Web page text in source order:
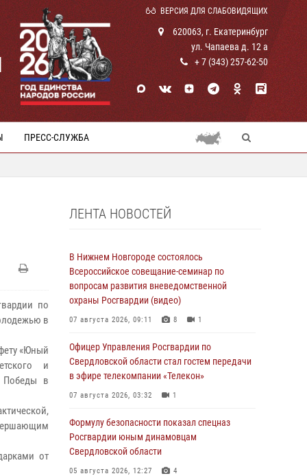
ВЕРСИЯ ДЛЯ СЛАБОВИДЯЩИХ
620063, г. Екатеринбург
ул. Чапаева д. 12 а
+ 7 (343) 257-62-50
ПРЕСС-СЛУЖБА
по
в
«Юный
и
Победы в
от
ЛЕНТА НОВОСТЕЙ
В Нижнем Новгороде состоялось
Всероссийское совещание-семинар по
вопросам развития вневедомственной
охраны Росгвардии (видео)
07 августа 2026, 09:11 8 1
Офицер Управления Росгвардии по
Свердловской области стал гостем передачи
в эфире телекомпании «Телекон»
07 августа 2026, 03:32 1
Формулу безопасности показал спецназ
Росгвардии юным динамовцам
Свердловской области
05 августа 2026, 12:27 4